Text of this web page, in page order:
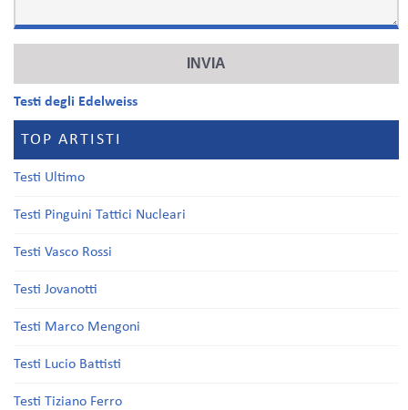
Testi degli Edelweiss
TOP ARTISTI
Testi Ultimo
Testi Pinguini Tattici Nucleari
Testi Vasco Rossi
Testi Jovanotti
Testi Marco Mengoni
Testi Lucio Battisti
Testi Tiziano Ferro